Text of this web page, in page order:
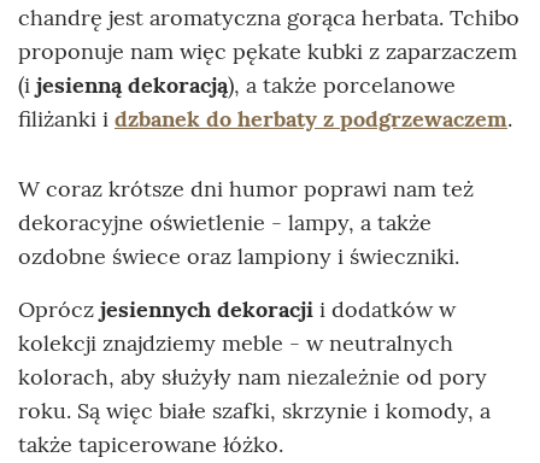
chandrę jest aromatyczna gorąca herbata. Tchibo
proponuje nam więc pękate kubki z zaparzaczem
(i jesienną dekoracją), a także porcelanowe
filiżanki i dzbanek do herbaty z podgrzewaczem.
W coraz krótsze dni humor poprawi nam też
dekoracyjne oświetlenie - lampy, a także
ozdobne świece oraz lampiony i świeczniki.
Oprócz jesiennych dekoracji i dodatków w
kolekcji znajdziemy meble - w neutralnych
kolorach, aby służyły nam niezależnie od pory
roku. Są więc białe szafki, skrzynie i komody, a
także tapicerowane łóżko.